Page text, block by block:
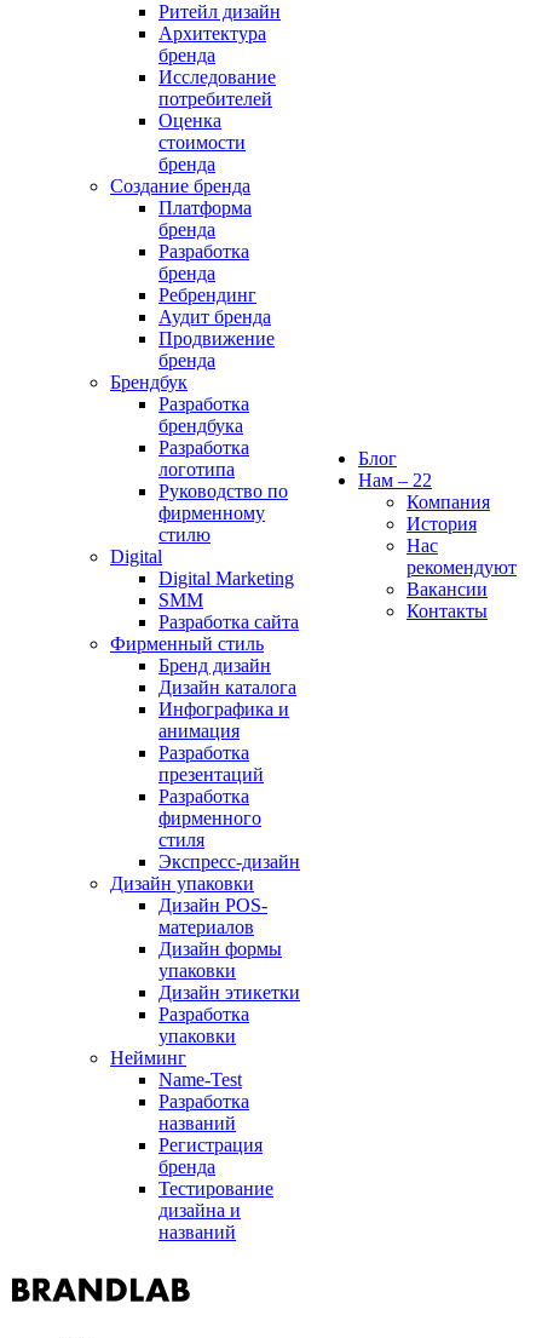
Ритейл дизайн
Архитектура
бренда
Исследование
потребителей
Оценка
стоимости
бренда
Создание бренда
Платформа
бренда
Разработка
бренда
Ребрендинг
Аудит бренда
Продвижение
бренда
Брендбук
Разработка
брендбука
Разработка
логотипа
Руководство по
фирменному
стилю
Digital
Digital Marketing
SMM
Разработка сайта
Фирменный стиль
Бренд дизайн
Дизайн каталога
Инфографика и
анимация
Разработка
презентаций
Разработка
фирменного
стиля
Экспресс-дизайн
Дизайн упаковки
Дизайн POS-
материалов
Дизайн формы
упаковки
Дизайн этикетки
Разработка
упаковки
Нейминг
Name-Test
Разработка
названий
Регистрация
бренда
Тестирование
дизайна и
названий
Блог
Нам – 22
Компания
История
Нас
рекомендуют
Вакансии
Контакты